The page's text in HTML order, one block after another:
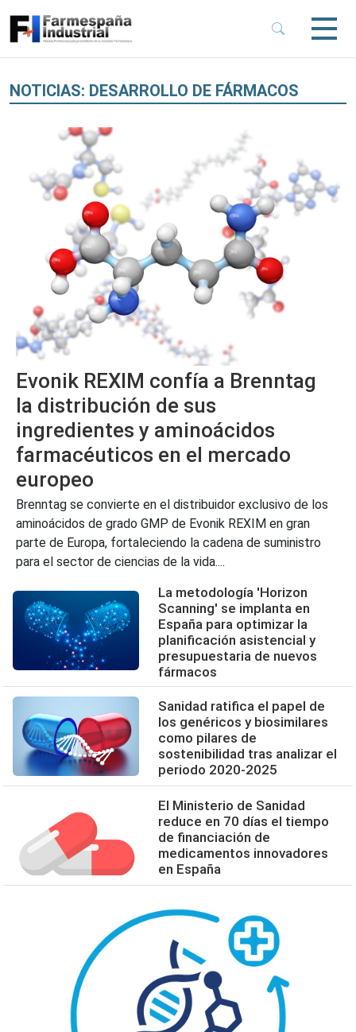
Menu
NOTICIAS: DESARROLLO DE FÁRMACOS
Evonik REXIM confía a Brenntag
la distribución de sus
ingredientes y aminoácidos
farmacéuticos en el mercado
europeo
Brenntag se convierte en el distribuidor exclusivo de los
aminoácidos de grado GMP de Evonik REXIM en gran
parte de Europa, fortaleciendo la cadena de suministro
para el sector de ciencias de la vida....
La metodología 'Horizon
Scanning' se implanta en
España para optimizar la
planificación asistencial y
presupuestaria de nuevos
fármacos
Sanidad ratifica el papel de
los genéricos y biosimilares
como pilares de
sostenibilidad tras analizar el
periodo 2020-2025
El Ministerio de Sanidad
reduce en 70 días el tiempo
de financiación de
medicamentos innovadores
en España